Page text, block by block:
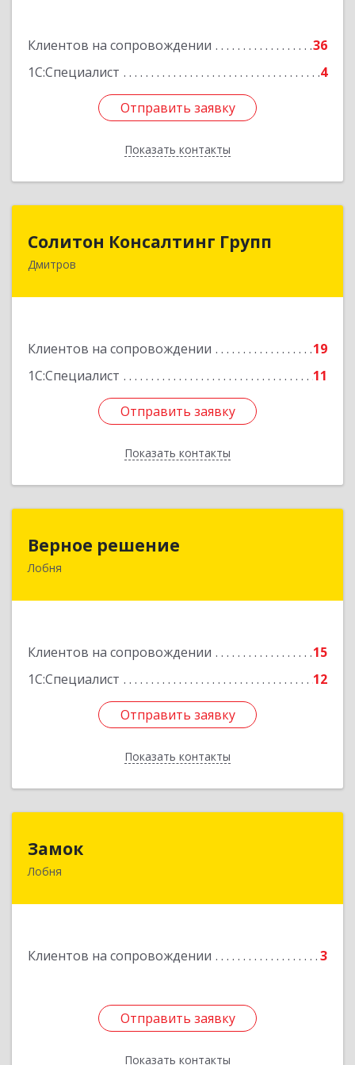
Клиентов на сопровождении
36
1С:Специалист
4
Отправить заявку
Показать контакты
Отправить заявку
Назад
Солитон Консалтинг Групп
Дмитров
Клиентов на сопровождении
19
1С:Специалист
11
Отправить заявку
Показать контакты
141804, Московская обл, г.о. Дмитровский,
Отправить заявку
Назад
Верное решение
Лобня
Клиентов на сопровождении
15
1С:Специалист
12
Отправить заявку
Показать контакты
141730, Московская обл, Лобня г, Чехова ул,
Отправить заявку
Назад
Замок
Лобня
Клиентов на сопровождении 3
Отправить заявку
Показать контакты
Россия, 141730, Московская область, г. Лобня,
Отправить заявку
Назад